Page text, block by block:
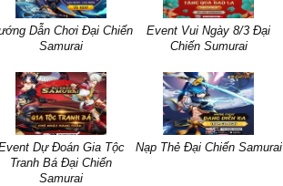
Dẫn Chơi Đại Chiến
Samurai
Event Vui Ngày 8/3 Đại
Chiến Sumurai
Dự Đoán Gia Tộc
Tranh Bá Đại Chiến
Samurai
Nạp Thẻ Đại Chiến Samurai